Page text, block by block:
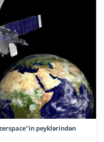
peyklərindən